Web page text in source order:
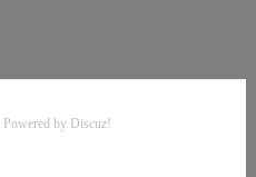
Powered by Discuz!